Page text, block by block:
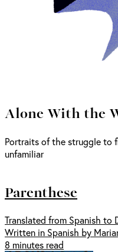
Alone With the
Portraits of the struggle to
unfamiliar
Parenthese
Translated from Spanish to
Written in Spanish by
8 minutes read